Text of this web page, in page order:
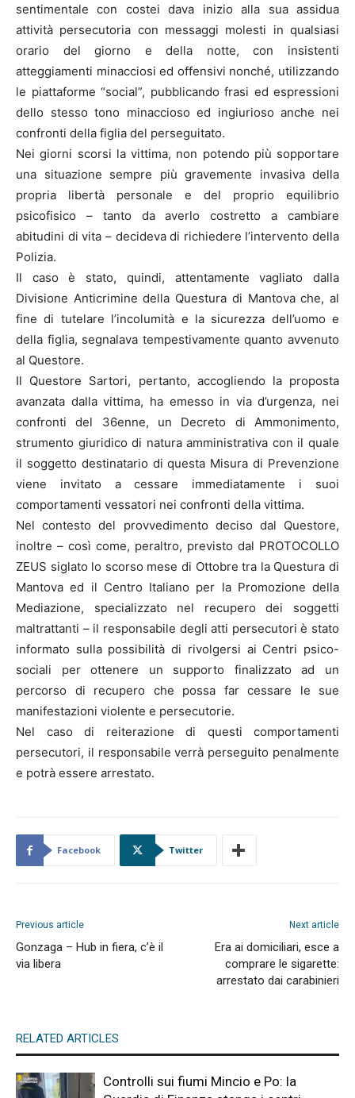
sentimentale con costei dava inizio alla sua assidua
attività persecutoria con messaggi molesti in qualsiasi
orario del giorno e della notte, con insistenti
atteggiamenti minacciosi ed offensivi nonché, utilizzando
le piattaforme “social”, pubblicando frasi ed espressioni
dello stesso tono minaccioso ed ingiurioso anche nei
confronti della figlia del perseguitato.
Nei giorni scorsi la vittima, non potendo più sopportare
una situazione sempre più gravemente invasiva della
propria libertà personale e del proprio equilibrio
psicofisico – tanto da averlo costretto a cambiare
abitudini di vita – decideva di richiedere l’intervento della
Polizia.
Il caso è stato, quindi, attentamente vagliato dalla
Divisione Anticrimine della Questura di Mantova che, al
fine di tutelare l’incolumità e la sicurezza dell’uomo e
della figlia, segnalava tempestivamente quanto avvenuto
al Questore.
Il Questore Sartori, pertanto, accogliendo la proposta
avanzata dalla vittima, ha emesso in via d’urgenza, nei
confronti del 36enne, un Decreto di Ammonimento,
strumento giuridico di natura amministrativa con il quale
il soggetto destinatario di questa Misura di Prevenzione
viene invitato a cessare immediatamente i suoi
comportamenti vessatori nei confronti della vittima.
Nel contesto del provvedimento deciso dal Questore,
inoltre – così come, peraltro, previsto dal PROTOCOLLO
ZEUS siglato lo scorso mese di Ottobre tra la Questura di
Mantova ed il Centro Italiano per la Promozione della
Mediazione, specializzato nel recupero dei soggetti
maltrattanti – il responsabile degli atti persecutori è stato
informato sulla possibilità di rivolgersi ai Centri psico-
sociali per ottenere un supporto finalizzato ad un
percorso di recupero che possa far cessare le sue
manifestazioni violente e persecutorie.
Nel caso di reiterazione di questi comportamenti
persecutori, il responsabile verrà perseguito penalmente
e potrà essere arrestato.
Facebook Twitter
Previous article
Gonzaga – Hub in fiera, c’è il
via libera
Next article
Era ai domiciliari, esce a
comprare le sigarette:
arrestato dai carabinieri
RELATED ARTICLES
Controlli sui fiumi Mincio e Po: la